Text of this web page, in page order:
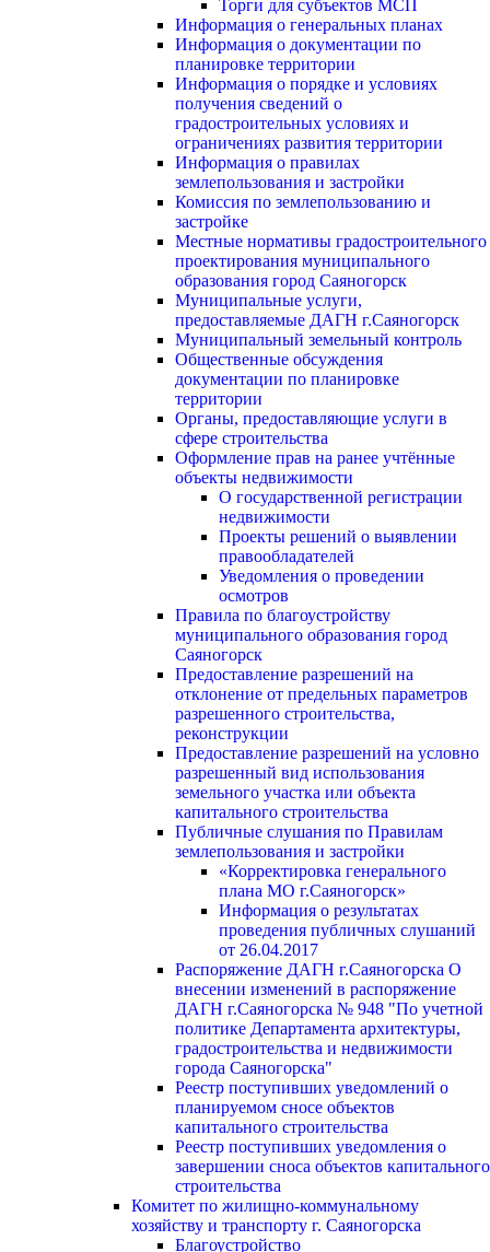
Торги для субъектов МСП
Информация о генеральных планах
Информация о документации по
планировке территории
Информация о порядке и условиях
получения сведений о
градостроительных условиях и
ограничениях развития территории
Информация о правилах
землепользования и застройки
Комиссия по землепользованию и
застройке
Местные нормативы градостроительного
проектирования муниципального
образования город Саяногорск
Муниципальные услуги,
предоставляемые ДАГН г.Саяногорск
Муниципальный земельный контроль
Общественные обсуждения
документации по планировке
территории
Органы, предоставляющие услуги в
сфере строительства
Оформление прав на ранее учтённые
объекты недвижимости
О государственной регистрации
недвижимости
Проекты решений о выявлении
правообладателей
Уведомления о проведении
осмотров
Правила по благоустройству
муниципального образования город
Саяногорск
Предоставление разрешений на
отклонение от предельных параметров
разрешенного строительства,
реконструкции
Предоставление разрешений на условно
разрешенный вид использования
земельного участка или объекта
капитального строительства
Публичные слушания по Правилам
землепользования и застройки
«Корректировка генерального
плана МО г.Саяногорск»
Информация о результатах
проведения публичных слушаний
от 26.04.2017
Распоряжение ДАГН г.Саяногорска О
внесении изменений в распоряжение
ДАГН г.Саяногорска № 948 "По учетной
политике Департамента архитектуры,
градостроительства и недвижимости
города Саяногорска"
Реестр поступивших уведомлений о
планируемом сносе объектов
капитального строительства
Реестр поступивших уведомления о
завершении сноса объектов капитального
строительства
Комитет по жилищно-коммунальному
хозяйству и транспорту г. Саяногорска
Благоустройство